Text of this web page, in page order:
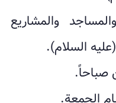
والمشاريع
السلام).
صباحاً.